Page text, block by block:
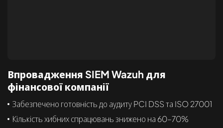
Впровадження SIEM Wazuh для
фінансової компанії
Забезпечено готовність до аудиту PCI DSS та ISO 27001
Кількість хибних спрацювань знижено на 60–70%